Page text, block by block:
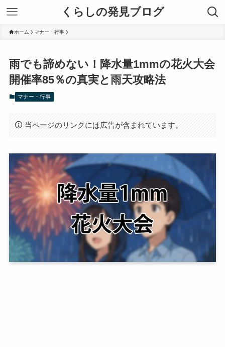
くらしの発見ブログ
ホーム マナー・行事
雨でも諦めない！降水量1mmの花火大会
開催率85％の真実と雨天攻略法
マナー・行事
当ページのリンクには広告が含まれています。